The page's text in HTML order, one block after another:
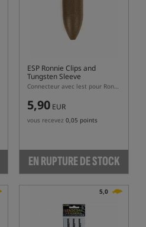
ESP Ronnie Clips and
Tungsten Sleeve
Connecteur avec lest pour Ronnie Rig
5,90 EUR
vous recevez 0,05 points
EN RUPTURE DE STOCK
5,0